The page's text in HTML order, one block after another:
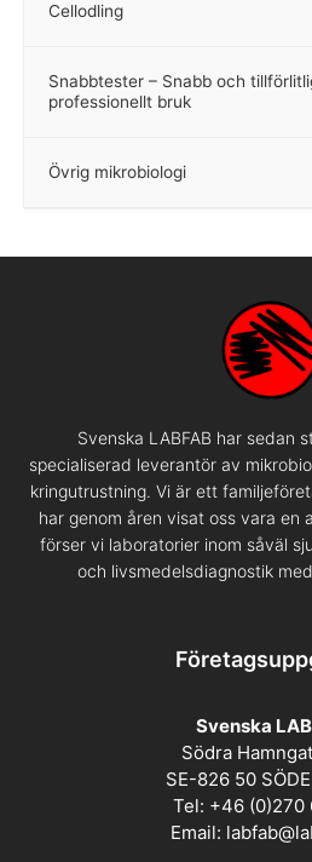
Cellodling
–
Snabbtester – Snabb och
professionellt bruk
–
Övrig mikrobiologi
–
Svenska LABFAB har sedan
specialiserad leverantör av
kringutrustning. Vi är ett
har genom åren visat oss vara en
förser vi laboratorier inom såväl
och livsmedelsdiagnostik
Svenska
Södra
SE-826 50
Tel: +46 (0)270
Email: